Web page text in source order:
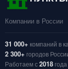
Компании в России
31 000+ компаний в
2 300+ городов
Работаем с2018 года